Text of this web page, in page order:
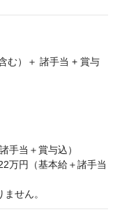
む）＋ 諸手当 + 賞与
手当＋賞与込）
万円（基本給＋諸手当
せん。